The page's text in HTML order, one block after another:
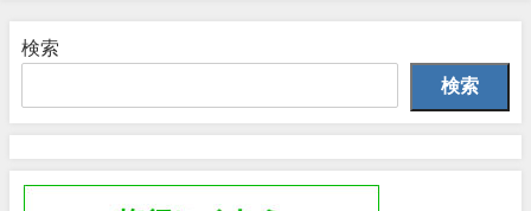
検索
検索